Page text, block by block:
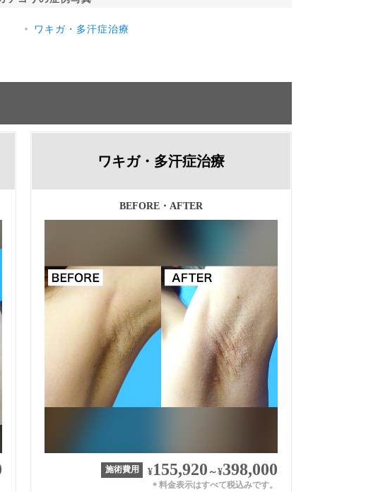
ワキガ・多汗症治療
ワキガ・多汗症治療
BEFORE・AFTER
施術費用 ¥155,920 ～¥398,000
＊ 料金表示はすべて税込みです。